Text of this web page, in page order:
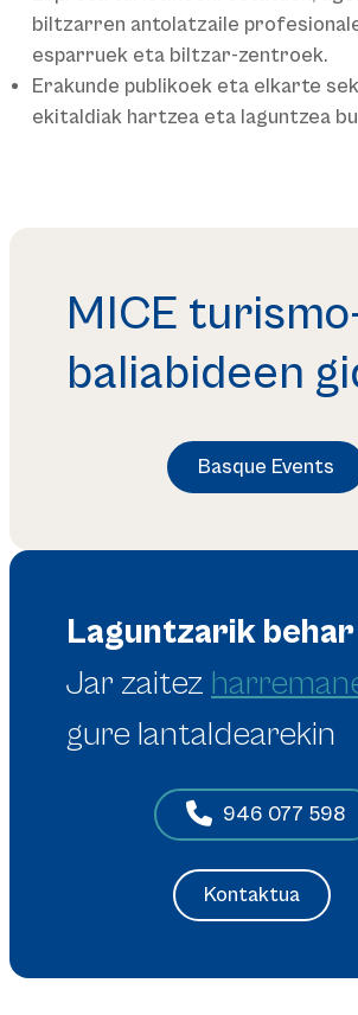
biltzarren antolatzaile
esparruek eta biltzar-zentroek.
Erakunde publikoek eta elkarte
ekitaldiak hartzea eta laguntzea
MICE
baliabideen
Basque Events
Laguntzarik behar
Jar zaitez
gure lantaldearekin
946 077 598
Kontaktua